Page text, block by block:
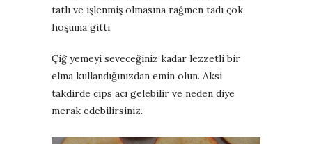
tatlı ve işlenmiş olmasına rağmen tadı çok
hoşuma gitti.
Çiğ yemeyi seveceğiniz kadar lezzetli bir
elma kullandığınızdan emin olun. Aksi
takdirde cips acı gelebilir ve neden diye
merak edebilirsiniz.